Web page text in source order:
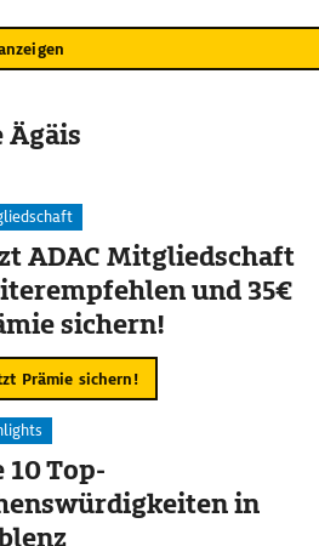
Ägäis
ADAC Mitgliedschaft
und 35€
sichern!
Prämie sichern!
10 Top-
in